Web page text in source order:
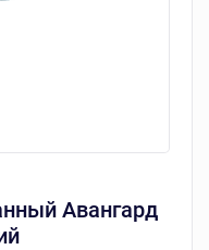
Авангард